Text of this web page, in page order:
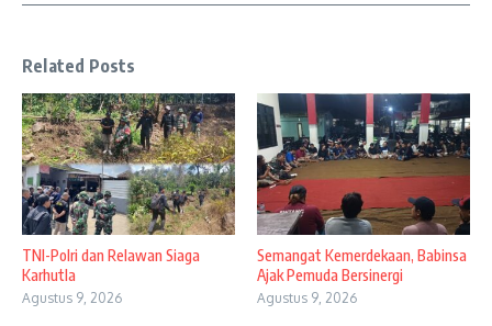
Related Posts
TNI-Polri dan Relawan Siaga
Karhutla
Agustus 9, 2026
Semangat Kemerdekaan, Babinsa
Ajak Pemuda Bersinergi
Agustus 9, 2026